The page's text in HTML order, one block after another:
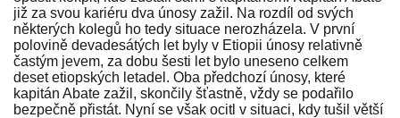
již za svou kariéru dva únosy zažil. Na rozdíl od svých
některých kolegů ho tedy situace nerozházela. V první
polovině devadesátých let byly v Etiopii únosy relativně
častým jevem, za dobu šesti let bylo uneseno celkem
deset etiopských letadel. Oba předchozí únosy, které
kapitán Abate zažil, skončily šťastně, vždy se podařilo
bezpečně přistát. Nyní se však ocitl v situaci, kdy tušil větší